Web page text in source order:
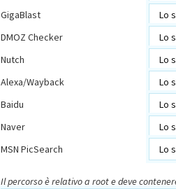
GigaBlast
DMOZ Checker
Nutch
Alexa/Wayback
Baidu
Naver
MSN PicSearch
Il percorso è relativo a root e deve